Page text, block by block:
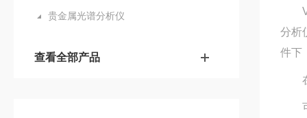
贵金属光谱分析仪
查看全部产品
分析
件下
在
可